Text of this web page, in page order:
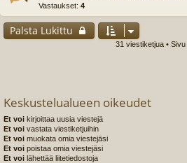
Vastaukset: 4
Palsta Lukittu
31 viestiketjua • Sivu
Keskustelualueen oikeudet
Et voi kirjoittaa uusia viestejä
Et voi vastata viestiketjuihin
Et voi muokata omia viestejäsi
Et voi poistaa omia viestejäsi
Et voi lähettää liitetiedostoja